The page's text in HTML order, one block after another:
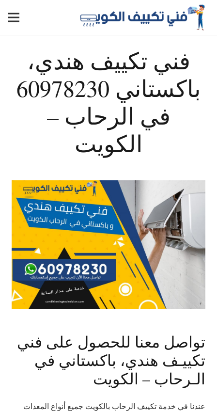
فني تكييف هندي،
باكستاني 60978230
في الرحاب –
الكويت
تواصل معنا للحصول على فني
تكييـف هندي، باكستاني في
الـرحاب – الكويت
عندنا في خدمة تكييف الرحاب بالكويت جميع أنواع المعدات